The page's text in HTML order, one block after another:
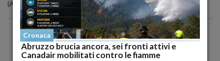
(ANSA)
Cronaca
Abruzzo brucia ancora, sei fronti attivi e
Canadair mobilitati contro le fiamme